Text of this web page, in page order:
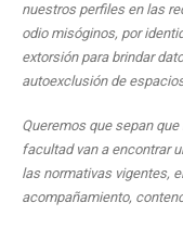
nuestros perfiles en las
odio misóginos, por
extorsión para brindar
autoexclusión de
Queremos que sepan
facultad van a encontrar
las normativas vigentes,
acompañamiento,